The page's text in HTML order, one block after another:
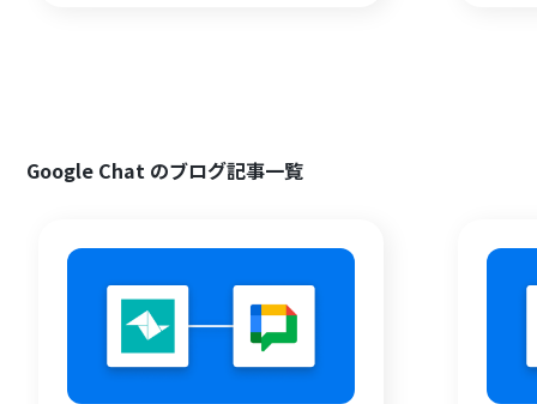
Google Chat のブログ記事一覧